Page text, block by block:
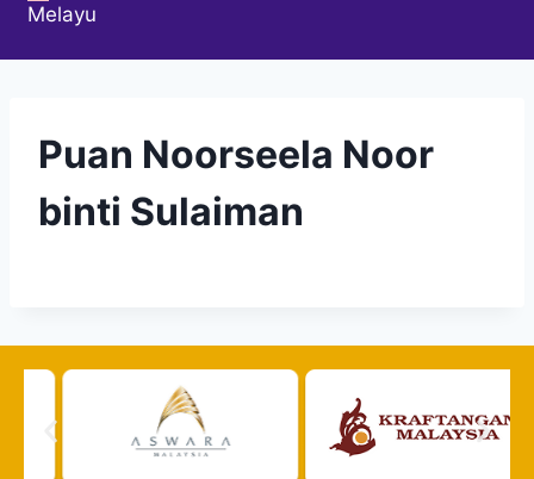
Melayu
Puan Noorseela Noor
binti Sulaiman